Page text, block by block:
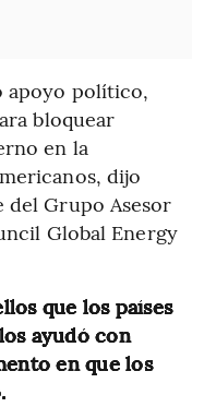
apoyo político,
bloquear
en la
dijo
Grupo Asesor
Global Energy
que los países
ayudó con
en que los